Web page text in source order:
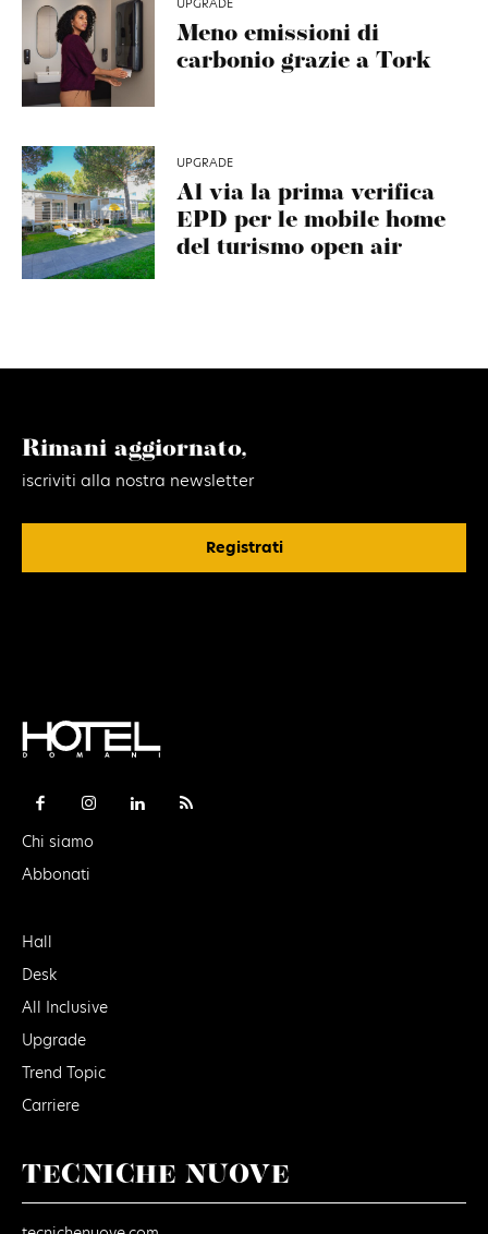
Meno emissioni di
carbonio grazie a Tork
UPGRADE
Al via la prima verifica
EPD per le mobile home
del turismo open air
Rimani aggiornato,
iscriviti alla nostra newsletter
Registrati
Chi siamo
Abbonati
Hall
Desk
All Inclusive
Upgrade
Trend Topic
Carriere
TECNICHE NUOVE